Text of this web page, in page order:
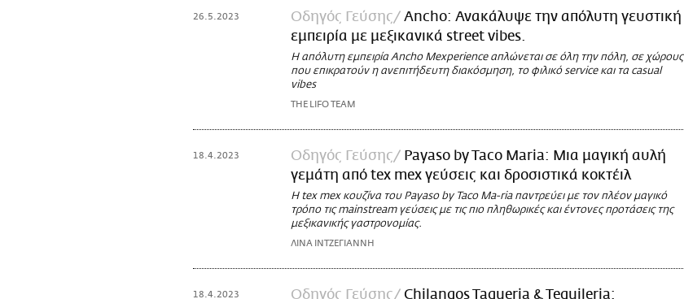
26.5.2023 Οδηγός Γεύσης
Ancho: Ανακάλυψε την απόλυτη γευστική
εμπειρία με μεξικανικά street vibes.
Η απόλυτη εμπειρία Ancho Mexperience απλώνεται σε όλη την πόλη, σε χώρους
που επικρατούν η ανεπιτήδευτη διακόσμηση, το φιλικό service και τα casual
vibes
THE LIFO TEAM
18.4.2023 Οδηγός Γεύσης
Payaso by Taco Maria: Μια μαγική αυλή
γεμάτη από tex mex γεύσεις και δροσιστικά κοκτέιλ
Η tex mex κουζίνα του Payaso by Taco Ma-ria παντρεύει με τον πλέον μαγικό
τρόπο τις mainstream γεύσεις με τις πιο πληθωρικές και έντονες προτάσεις της
μεξικανικής γαστρονομίας.
ΛΙΝΑ ΙΝΤΖΕΓΙΑΝΝΗ
18.4.2023 Οδηγός Γεύσης
Chilangos Taqueria & Tequileria: